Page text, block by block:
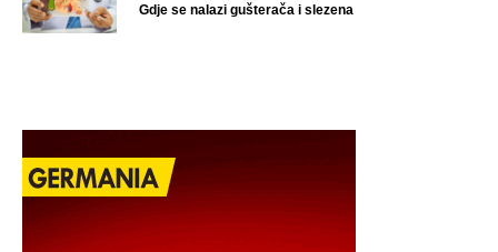
Gdje se nalazi gušterača i slezena